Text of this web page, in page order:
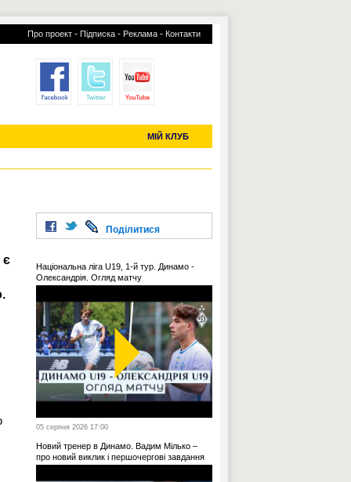
Про проект - Підписка - Реклама - Контакти
МІЙ КЛУБ
УСІ ТРАНСФЕРИ
є
Поділитися
Національна ліга U19, 1-й тур. Динамо -
Олександрія. Огляд матчу
05 серпня 2026 17:00
Новий тренер в Динамо. Вадим Мілько –
про новий виклик і першочергові завдання